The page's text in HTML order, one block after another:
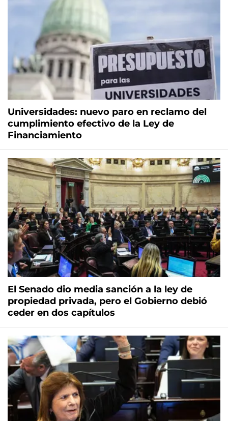
Universidades: nuevo paro en reclamo del
cumplimiento efectivo de la Ley de
Financiamiento
El Senado dio media sanción a la ley de
propiedad privada, pero el Gobierno debió
ceder en dos capítulos